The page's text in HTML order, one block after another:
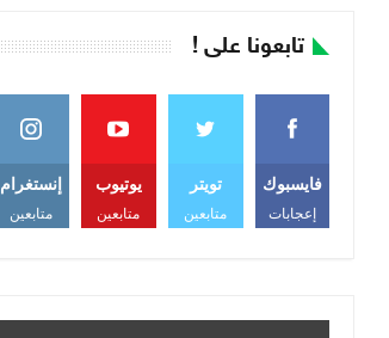
تابعونا على !
فايسبوك
إعجابات
تويتر
متابعين
يوتيوب
متابعين
إنستغرام
متابعين